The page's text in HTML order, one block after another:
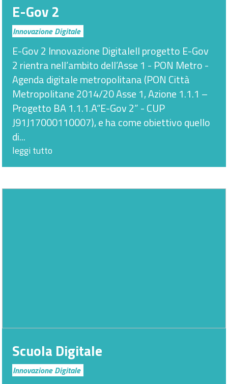
E-Gov 2
Innovazione Digitale
E-Gov 2 Innovazione DigitaleIl progetto E-Gov
2 rientra nell’ambito dell’Asse 1 - PON Metro -
Agenda digitale metropolitana (PON Città
Metropolitane 2014/20 Asse 1, Azione 1.1.1 –
Progetto BA 1.1.1.A“E-Gov 2” - CUP
J91J17000110007), e ha come obiettivo quello
di...
leggi tutto
Scuola Digitale
Innovazione Digitale